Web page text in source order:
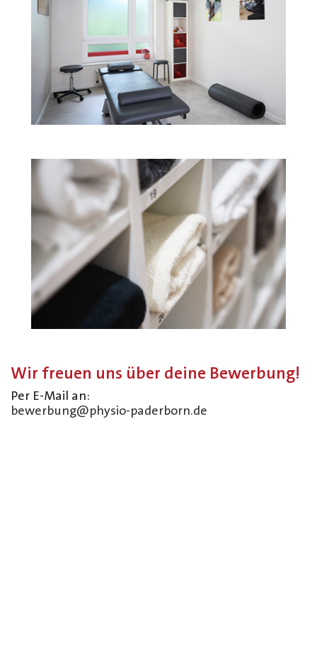
Wir freuen uns über deine Bewerbung!
Per E-Mail an:
bewerbung@physio-paderborn.de